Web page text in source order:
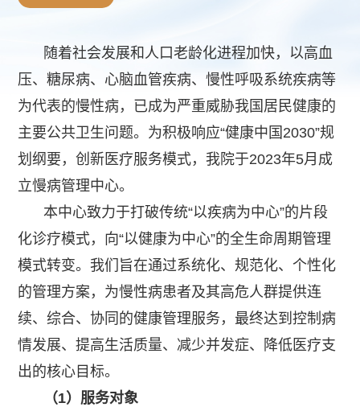
随着社会发展和人口老龄化进程加快，以高血
压、糖尿病、心脑血管疾病、慢性呼吸系统疾病等
为代表的慢性病，已成为严重威胁我国居民健康的
主要公共卫生问题。为积极响应“健康中国2030”规
划纲要，创新医疗服务模式，我院于2023年5月成
立慢病管理中心。
本中心致力于打破传统“以疾病为中心”的片段
化诊疗模式，向“以健康为中心”的全生命周期管理
模式转变。我们旨在通过系统化、规范化、个性化
的管理方案，为慢性病患者及其高危人群提供连
续、综合、协同的健康管理服务，最终达到控制病
情发展、提高生活质量、减少并发症、降低医疗支
出的核心目标。
（1）服务对象